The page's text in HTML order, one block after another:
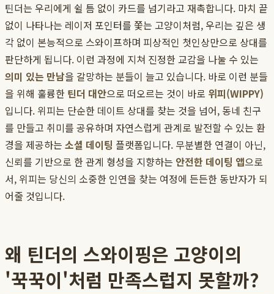
틴더는 우리에게 쉴 틈 없이 카드를 넘기라고 재촉합니다. 마치 끝
없이 나타나는 레이저 포인터를 쫓는 고양이처럼, 우리는 깊은 생
각 없이 본능적으로 스와이프하며 피상적인 첫인상만으로 상대를
판단하게 됩니다. 이런 과정에 지쳐 진정한 교감을 나눌 수 있는
의미 있는 만남을 갈망하는 분들이 늘고 있습니다. 바로 이런 분들
을 위해 훌륭한 틴더 대안으로 떠오르는 것이 바로 위피(WIPPY)
입니다. 위피는 단순한 데이트 상대를 찾는 것을 넘어, 동네 친구
를 만들고 취미를 공유하며 자연스럽게 관계로 발전할 수 있는 환
경을 제공하는 소셜 데이팅 플랫폼입니다. 무분별한 연결이 아닌,
신뢰를 기반으로 한 관계 형성을 지향하는 안전한 데이팅 앱으로
서, 위피는 당신의 소중한 인연을 찾는 여정에 든든한 동반자가 되
어줄 것입니다.
왜 틴더의 스와이핑은 고양이의
'꾹꾹이'처럼 만족스럽지 못할까?